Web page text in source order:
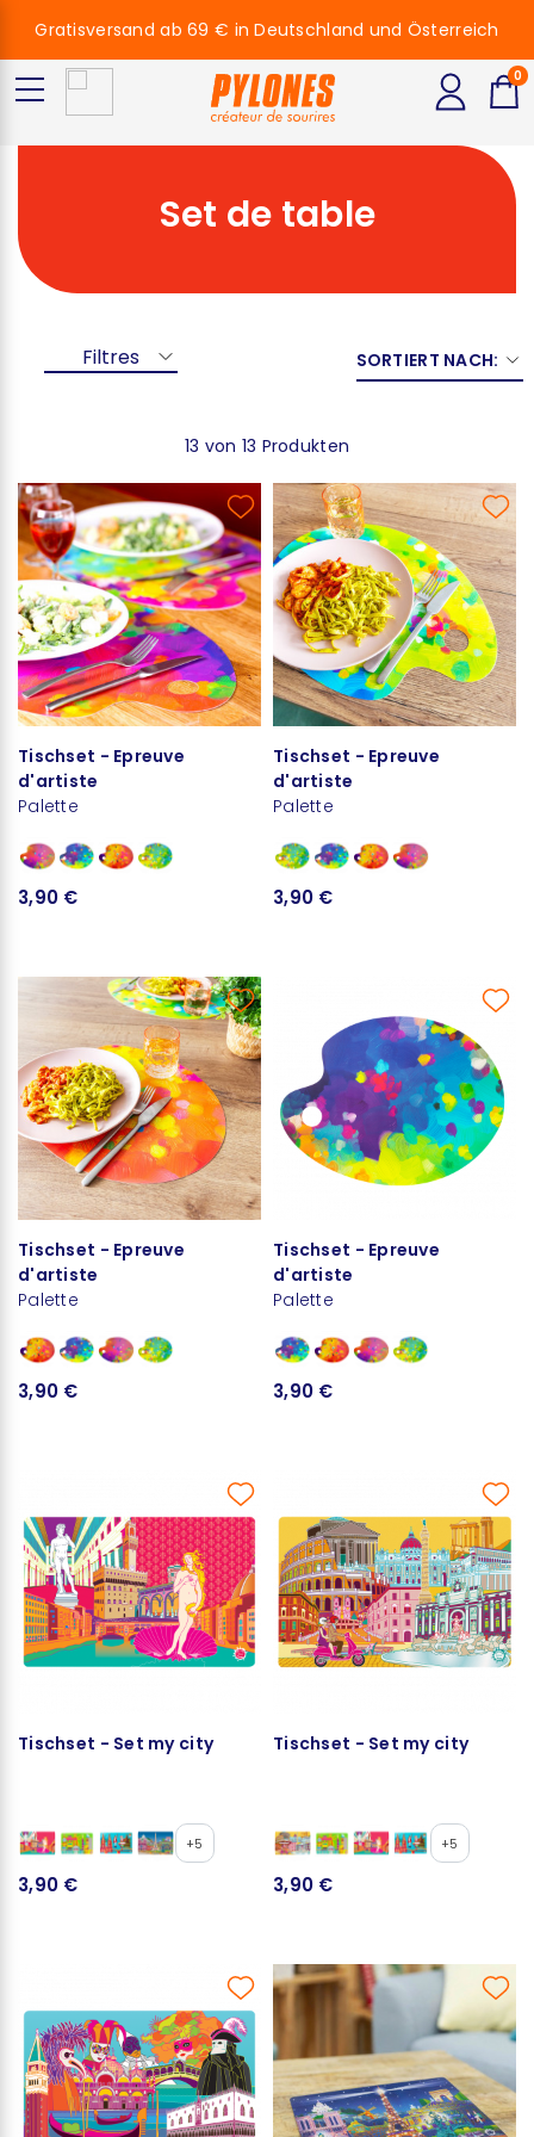
Set de table
Filtres SORTIERT NACH:
13 von 13 Produkten
Tischset - Epreuve
d'artiste
Palette
3,90 €
Tischset - Epreuve
d'artiste
Palette
3,90 €
Tischset - Epreuve
d'artiste
Palette
3,90 €
Tischset - Epreuve
d'artiste
Palette
3,90 €
Tischset - Set my city
+5
3,90 €
Tischset - Set my city
+5
3,90 €
Gratisversand ab 69 € in Deutschland und Österreich
0